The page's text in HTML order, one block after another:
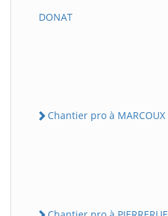
DONAT
Chantier pro à MARCOUX